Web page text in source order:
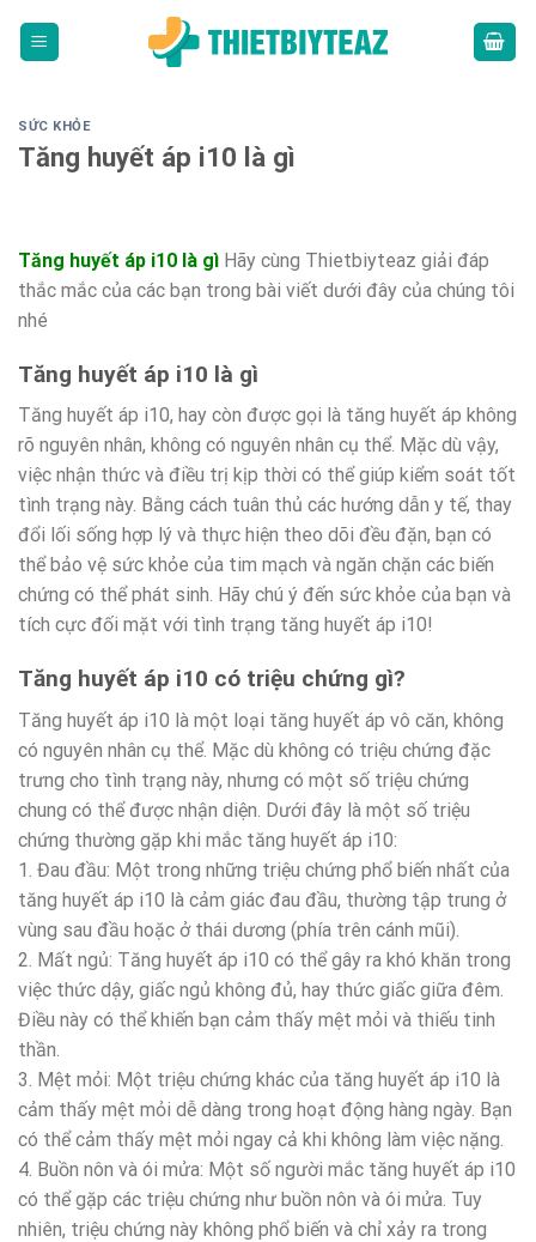
SỨC KHỎE
Tăng huyết áp i10 là gì
Tăng huyết áp i10 là gì Hãy cùng Thietbiyteaz giải đáp
thắc mắc của các bạn trong bài viết dưới đây của chúng tôi
nhé
Tăng huyết áp i10 là gì
Tăng huyết áp i10, hay còn được gọi là tăng huyết áp không
rõ nguyên nhân, không có nguyên nhân cụ thể. Mặc dù vậy,
việc nhận thức và điều trị kịp thời có thể giúp kiểm soát tốt
tình trạng này. Bằng cách tuân thủ các hướng dẫn y tế, thay
đổi lối sống hợp lý và thực hiện theo dõi đều đặn, bạn có
thể bảo vệ sức khỏe của tim mạch và ngăn chặn các biến
chứng có thể phát sinh. Hãy chú ý đến sức khỏe của bạn và
tích cực đối mặt với tình trạng tăng huyết áp i10!
Tăng huyết áp i10 có triệu chứng gì?
Tăng huyết áp i10 là một loại tăng huyết áp vô căn, không
có nguyên nhân cụ thể. Mặc dù không có triệu chứng đặc
trưng cho tình trạng này, nhưng có một số triệu chứng
chung có thể được nhận diện. Dưới đây là một số triệu
chứng thường gặp khi mắc tăng huyết áp i10:
1. Đau đầu: Một trong những triệu chứng phổ biến nhất của
tăng huyết áp i10 là cảm giác đau đầu, thường tập trung ở
vùng sau đầu hoặc ở thái dương (phía trên cánh mũi).
2. Mất ngủ: Tăng huyết áp i10 có thể gây ra khó khăn trong
việc thức dậy, giấc ngủ không đủ, hay thức giấc giữa đêm.
Điều này có thể khiến bạn cảm thấy mệt mỏi và thiếu tinh
thần.
3. Mệt mỏi: Một triệu chứng khác của tăng huyết áp i10 là
cảm thấy mệt mỏi dễ dàng trong hoạt động hàng ngày. Bạn
có thể cảm thấy mệt mỏi ngay cả khi không làm việc nặng.
4. Buồn nôn và ói mửa: Một số người mắc tăng huyết áp i10
có thể gặp các triệu chứng như buồn nôn và ói mửa. Tuy
nhiên, triệu chứng này không phổ biến và chỉ xảy ra trong